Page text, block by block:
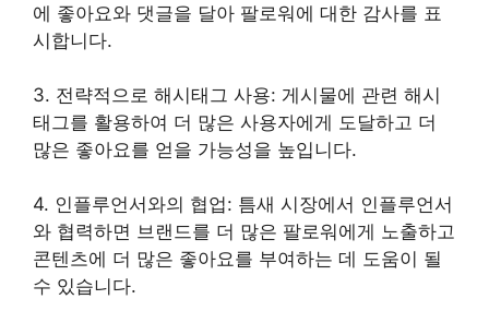
에 좋아요와 댓글을 달아 팔로워에 대한 감사를 표
시합니다.
3. 전략적으로 해시태그 사용: 게시물에 관련 해시
태그를 활용하여 더 많은 사용자에게 도달하고 더
많은 좋아요를 얻을 가능성을 높입니다.
4. 인플루언서와의 협업: 틈새 시장에서 인플루언서
와 협력하면 브랜드를 더 많은 팔로워에게 노출하고
콘텐츠에 더 많은 좋아요를 부여하는 데 도움이 될
수 있습니다.